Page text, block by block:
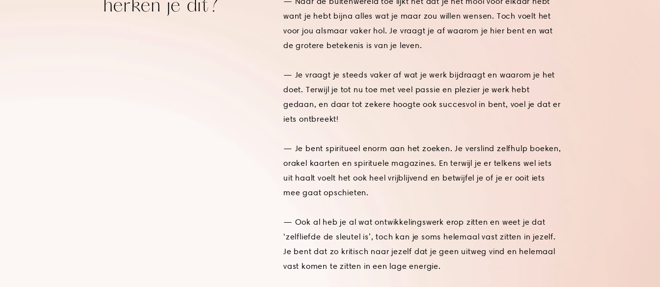
herken je dit?
want je hebt bijna alles wat je maar zou willen wensen. Toch voelt het
voor jou alsmaar vaker hol. Je vraagt je af waarom je hier bent en wat
de grotere betekenis is van je leven.
— Je vraagt je steeds vaker af wat je werk bijdraagt en waarom je het
doet. Terwijl je tot nu toe met veel passie en plezier je werk hebt
gedaan, en daar tot zekere hoogte ook succesvol in bent, voel je dat er
iets ontbreekt!
— Je bent spiritueel enorm aan het zoeken. Je verslind zelfhulp boeken,
orakel kaarten en spirituele magazines. En terwijl je er telkens wel iets
uit haalt voelt het ook heel vrijblijvend en betwijfel je of je er ooit iets
mee gaat opschieten.
— Ook al heb je al wat ontwikkelingswerk erop zitten en weet je dat
‘zelfliefde de sleutel is’, toch kan je soms helemaal vast zitten in jezelf.
Je bent dat zo kritisch naar jezelf dat je geen uitweg vind en helemaal
vast komen te zitten in een lage energie.